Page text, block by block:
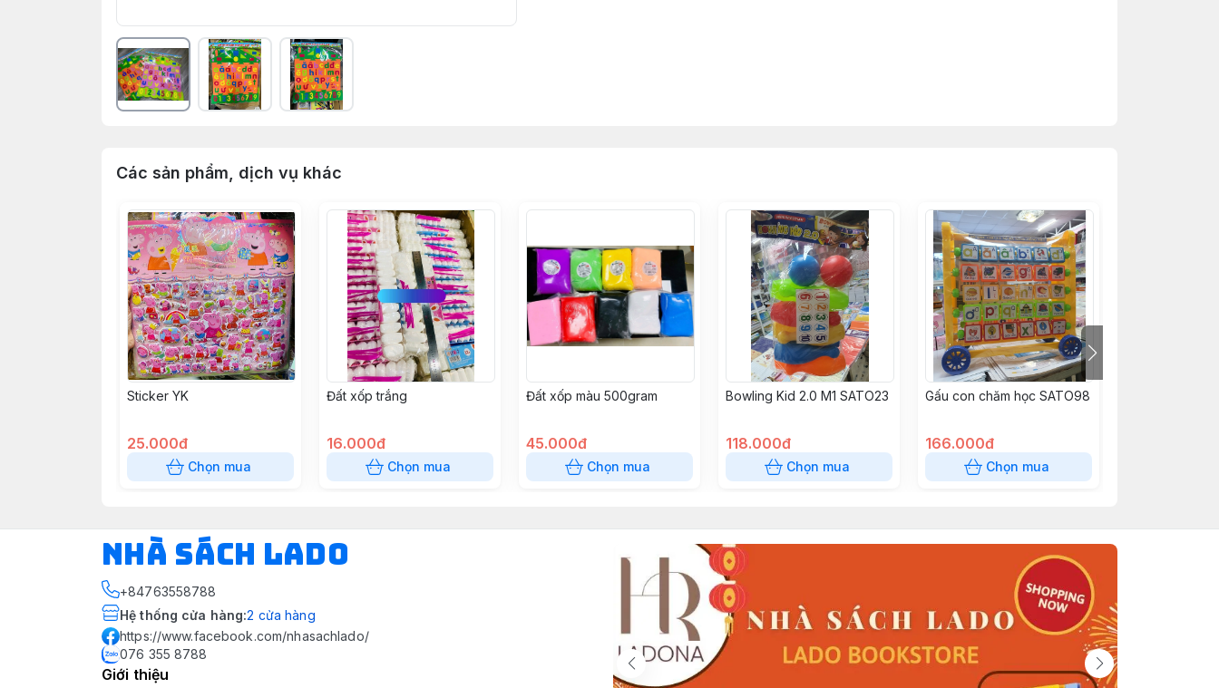
Các sản phẩm, dịch vụ khác
Sticker YK
25.000đ
Chọn mua
Đất xốp trắng
16.000đ
Chọn mua
Đất xốp màu 500gram
45.000đ
Chọn mua
Bowling Kid 2.0 M1 SATO23
118.000đ
Chọn mua
Gấu con chăm học SATO98
166.000đ
Chọn mua
NHÀ SÁCH LADO
+84763558788
Hệ thống cửa hàng:2 cửa hàng
https://www.facebook.com/nhasachlado/
076 355 8788
Giới thiệu